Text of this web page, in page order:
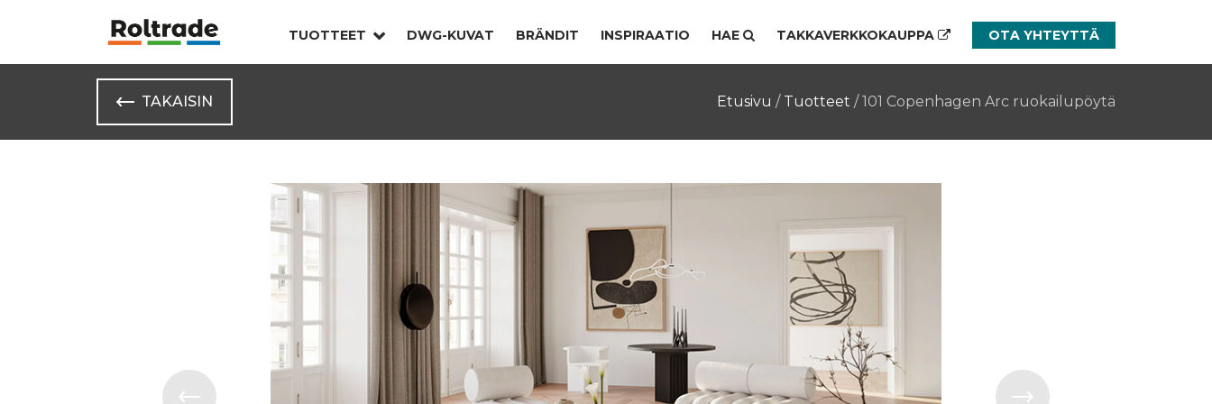
TUOTTEET DWG-KUVAT BRÄNDIT INSPIRAATIO HAE TAKKAVERKKOKAUPPA OTA YHTEYTTÄ
TAKAISIN Etusivu / Tuotteet /101 Copenhagen Arc ruokailupöytä